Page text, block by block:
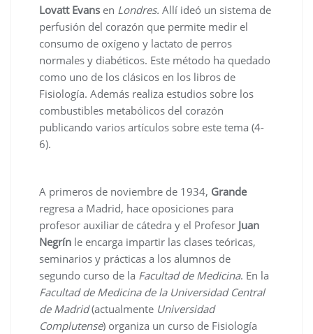
Lovatt Evans en Londres. Allí ideó un sistema de
perfusión del corazón que permite medir el
consumo de oxígeno y lactato de perros
normales y diabéticos. Este método ha quedado
como uno de los clásicos en los libros de
Fisiología. Además realiza estudios sobre los
combustibles metabólicos del corazón
publicando varios artículos sobre este tema (4-
6).
A primeros de noviembre de 1934, Grande
regresa a Madrid, hace oposiciones para
profesor auxiliar de cátedra y el Profesor Juan
Negrín le encarga impartir las clases teóricas,
seminarios y prácticas a los alumnos de
segundo curso de la Facultad de Medicina. En la
Facultad de Medicina de la Universidad Central
de Madrid(actualmente Universidad
Complutense) organiza un curso de Fisiología